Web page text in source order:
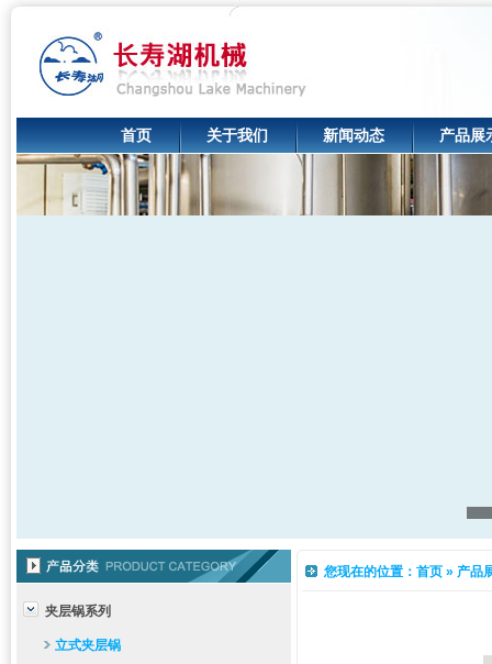
首页 关于我们 新闻动态 产品展
会员中心
夹层锅系列
立式夹层锅
您现在的位置： 首页 » 产品